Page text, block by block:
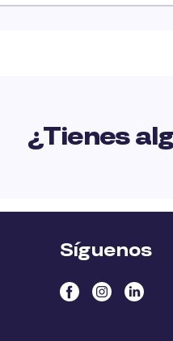
¿Tienes
Síguenos